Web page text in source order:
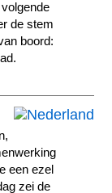
de stem
boord:
een ezel
zei de